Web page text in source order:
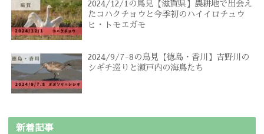
2024/12/1の鳥見【滋賀県】農耕地で出会え
たコハクチョウと今季初のハイイロチュウ
ヒ・トモエガモ
2024/9/7-8の鳥見【徳島・香川】吉野川の
シギチ巡りと瀬戸内の海鳥たち
新着記事